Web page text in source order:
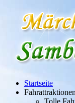
Startseite
Fahrattraktionen
Tolle